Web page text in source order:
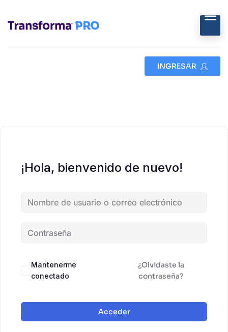
INGRESAR
¡Hola, bienvenido de nuevo!
Mantenerme
conectado
¿Olvidaste la
contraseña?
Acceder